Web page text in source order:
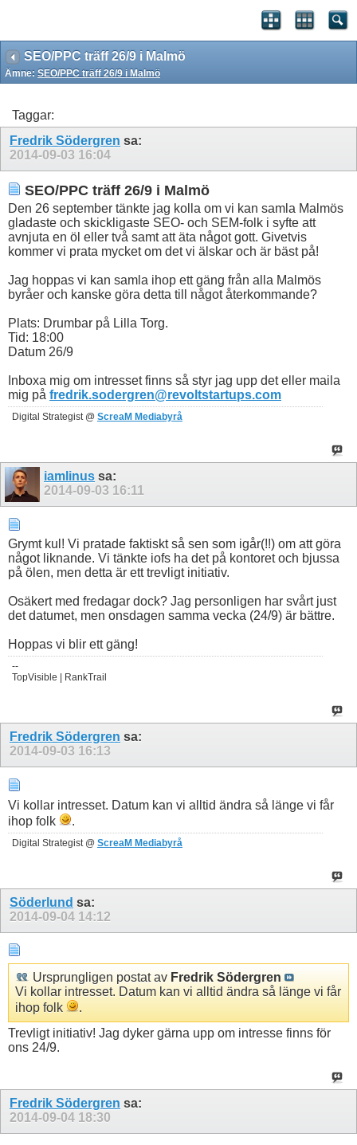
SEO/PPC träff 26/9 i Malmö
Ämne: SEO/PPC träff 26/9 i Malmö
Taggar:
Fredrik Södergren sa:
2014-09-03 16:04
SEO/PPC träff 26/9 i Malmö
Den 26 september tänkte jag kolla om vi kan samla Malmös
gladaste och skickligaste SEO- och SEM-folk i syfte att
avnjuta en öl eller två samt att äta något gott. Givetvis
kommer vi prata mycket om det vi älskar och är bäst på!
Jag hoppas vi kan samla ihop ett gäng från alla Malmös
byråer och kanske göra detta till något återkommande?
Plats: Drumbar på Lilla Torg.
Tid: 18:00
Datum 26/9
Inboxa mig om intresset finns så styr jag upp det eller maila
mig på fredrik.sodergren@revoltstartups.com
Digital Strategist @ ScreaM Mediabyrå
iamlinus sa:
2014-09-03 16:11
Grymt kul! Vi pratade faktiskt så sen som igår(!!) om att göra
något liknande. Vi tänkte iofs ha det på kontoret och bjussa
på ölen, men detta är ett trevligt initiativ.
Osäkert med fredagar dock? Jag personligen har svårt just
det datumet, men onsdagen samma vecka (24/9) är bättre.
Hoppas vi blir ett gäng!
--
TopVisible | RankTrail
Fredrik Södergren sa:
2014-09-03 16:13
Vi kollar intresset. Datum kan vi alltid ändra så länge vi får
ihop folk
.
Digital Strategist @ ScreaM Mediabyrå
Söderlund sa:
2014-09-04 14:12
Ursprungligen postat av Fredrik Södergren
Vi kollar intresset. Datum kan vi alltid ändra så länge vi får
ihop folk
.
Trevligt initiativ! Jag dyker gärna upp om intresse finns för
ons 24/9.
Fredrik Södergren sa:
2014-09-04 18:30